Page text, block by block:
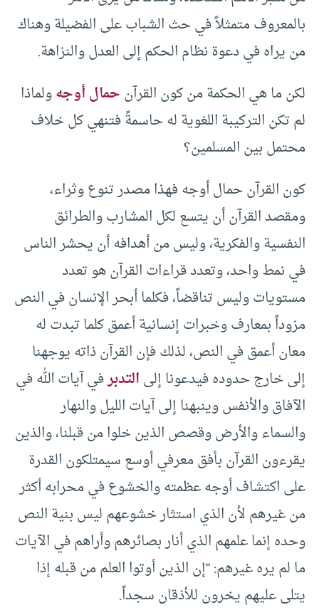
بالمعروف متمثلاً في حث الشباب على الفضيلة وهناك
من يراه في دعوة نظام الحكم إلى العدل والنزاهة.
لكن ما هي الحكمة من كون القرآنحمال أوجهولماذا
لم تكن التركيبة اللغوية له حاسمةً فتنهي كل خلاف
محتمل بين المسلمين؟
كون القرآن حمال أوجه فهذا مصدر تنوع وثراء،
ومقصد القرآن أن يتسع لكل المشارب والطرائق
النفسية والفكرية، وليس من أهدافه أن يحشر الناس
في نمط واحد، وتعدد قراءات القرآن هو تعدد
مستويات وليس تناقضاً، فكلما أبحر الإنسان في النص
مزوداً بمعارف وخبرات إنسانية أعمق كلما تبدت له
معان أعمق في النص، لذلك فإن القرآن ذاته يوجهنا
إلى خارج حدوده فيدعونا إلىالتدبرفي آيات الله في
الآفاق والأنفس وينبهنا إلى آيات الليل والنهار
والسماء والأرض وقصص الذين خلوا من قبلنا، والذين
يقرءون القرآن بأفق معرفي أوسع سيمتلكون القدرة
على اكتشاف أوجه عظمته والخشوع في محرابه أكثر
من غيرهم لأن الذي استثار خشوعهم ليس بنية النص
وحده إنما علمهم الذي أنار بصائرهم وأراهم في الآيات
ما لم يره غيرهم: “إن الذين أوتوا العلم من قبله إذا
يتلى عليهم يخرون للأذقان سجداً.